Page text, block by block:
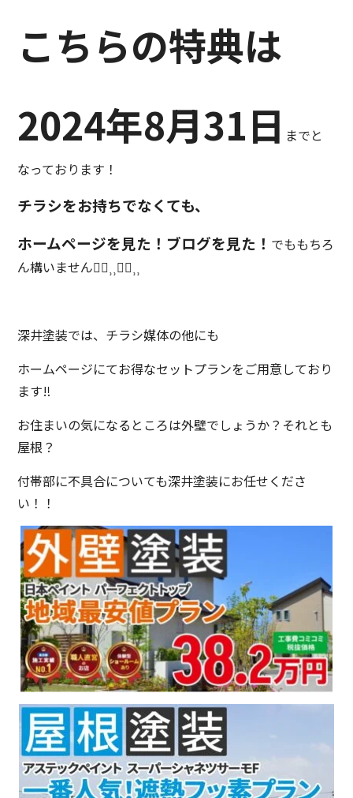
こちらの特典は
2024年8月31日 までと
なっております！
チラシをお持ちでなくても、
ホームページを見た！ブログを見た！ でももちろ
ん構いません👍🏻⸒⸒👍🏻⸒⸒
深井塗装では、チラシ媒体の他にも
ホームページにてお得なセットプランをご用意しており
ます‼
お住まいの気になるところは外壁でしょうか？それとも
屋根？
付帯部に不具合についても深井塗装にお任せくださ
い！！